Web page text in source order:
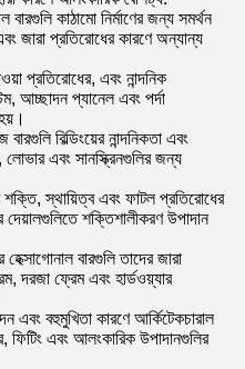
বারগুলি কাঠামো নির্মাণের জন্য সমর্থন
জারা প্রতিরোধের কারণে অন্যান্য
প্রতিরোধের, এবং নান্দনিক
আচ্ছাদন প্যানেল এবং পর্দা
বিল্ডিংয়ের নান্দনিকতা এবং
লোভার এবং সানস্ক্রিনগুলির জন্য
শক্তি, স্থায়িত্ব এবং ফাটল প্রতিরোধের
শক্তিশালীকরণ উপাদান
বারগুলি তাদের জারা
দরজা ফ্রেম এবং হার্ডওয়্যার
এবং বহুমুখিতা কারণে আর্কিটেকচারাল
এবং আলংকারিক উপাদানগুলির